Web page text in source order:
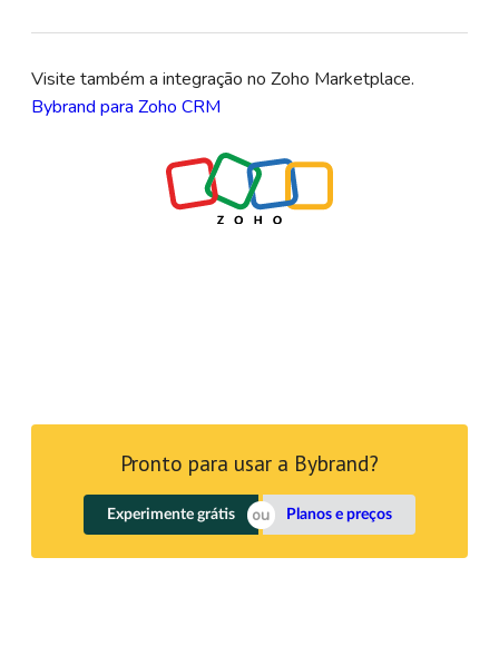
Visite também a integração no Zoho Marketplace.
Bybrand para Zoho CRM
Pronto para usar a Bybrand?
Experimente grátis Planos e preços